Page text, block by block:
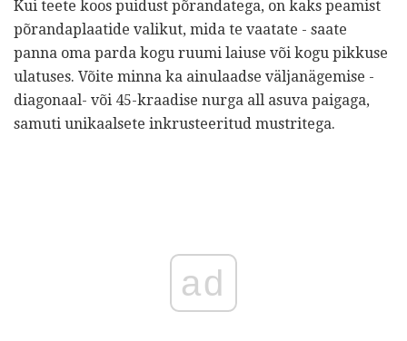
Kui teete koos puidust põrandatega, on kaks peamist
põrandaplaatide valikut, mida te vaatate - saate
panna oma parda kogu ruumi laiuse või kogu pikkuse
ulatuses. Võite minna ka ainulaadse väljanägemise -
diagonaal- või 45-kraadise nurga all asuva paigaga,
samuti unikaalsete inkrusteeritud mustritega.
ad